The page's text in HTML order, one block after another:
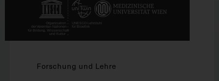
Forschung und Lehre